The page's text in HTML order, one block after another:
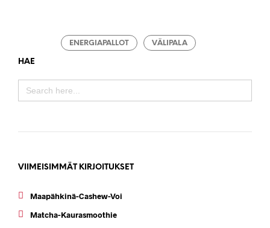
ENERGIAPALLOT VÄLIPALA
HAE
SEARCH
FOR:
VIIMEISIMMÄT KIRJOITUKSET
Maapähkinä-Cashew-Voi
Matcha-Kaurasmoothie